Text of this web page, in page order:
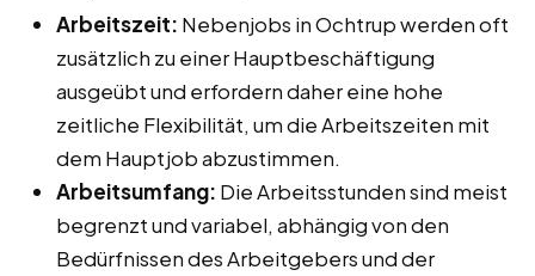
Arbeitszeit: Nebenjobs in Ochtrup werden oft
zusätzlich zu einer Hauptbeschäftigung
ausgeübt und erfordern daher eine hohe
zeitliche Flexibilität, um die Arbeitszeiten mit
dem Hauptjob abzustimmen.
Arbeitsumfang: Die Arbeitsstunden sind meist
begrenzt und variabel, abhängig von den
Bedürfnissen des Arbeitgebers und der